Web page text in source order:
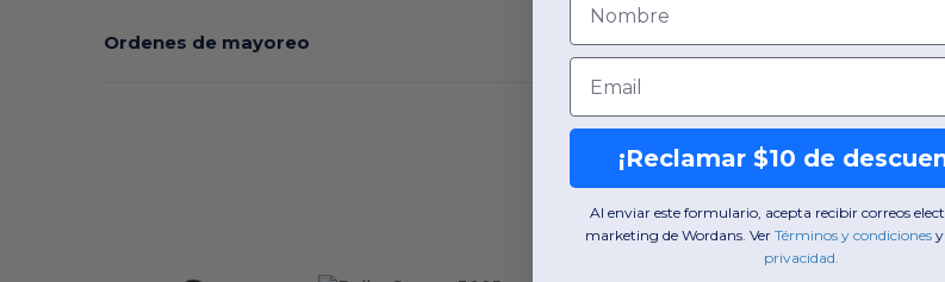
Ordenes de mayoreo
Productos
Email
¡Reclamar $10 de
Al enviar este formulario, acepta recibir correos
marketing de Wordans. Ver​ Términos y condiciones​ y​
privacidad.